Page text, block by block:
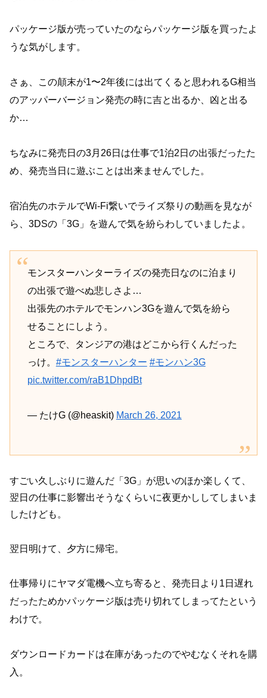
パッケージ版が売っていたのならパッケージ版を買ったよ
うな気がします。
さぁ、この顛末が1〜2年後には出てくると思われるG相当
のアッパーバージョン発売の時に吉と出るか、凶と出る
か…
ちなみに発売日の3月26日は仕事で1泊2日の出張だったた
め、発売当日に遊ぶことは出来ませんでした。
宿泊先のホテルでWi-Fi繋いでライズ祭りの動画を見なが
ら、3DSの「3G」を遊んで気を紛らわしていましたよ。
モンスターハンターライズの発売日なのに泊まり
の出張で遊べぬ悲しさよ…
出張先のホテルでモンハン3Gを遊んで気を紛ら
せることにしよう。
ところで、タンジアの港はどこから行くんだった
っけ。 #モンスターハンター #モンハン3G
pic.twitter.com/raB1DhpdBt
— たけG (@heaskit) March 26, 2021
すごい久しぶりに遊んだ「3G」が思いのほか楽しくて、
翌日の仕事に影響出そうなくらいに夜更かししてしまいま
したけども。
翌日明けて、夕方に帰宅。
仕事帰りにヤマダ電機へ立ち寄ると、発売日より1日遅れ
だったためかパッケージ版は売り切れてしまってたという
わけで。
ダウンロードカードは在庫があったのでやむなくそれを購
入。